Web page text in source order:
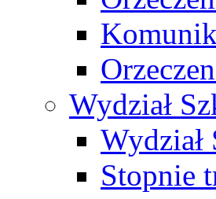
Wydział
Wydział
Stopnie